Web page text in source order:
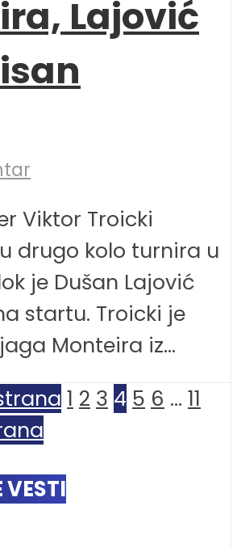
Lajović
Viktor Troicki
drugo kolo turnira u
je Dušan Lajović
startu. Troicki je
Monteira iz...
1 2 3 4 5 6 … 11